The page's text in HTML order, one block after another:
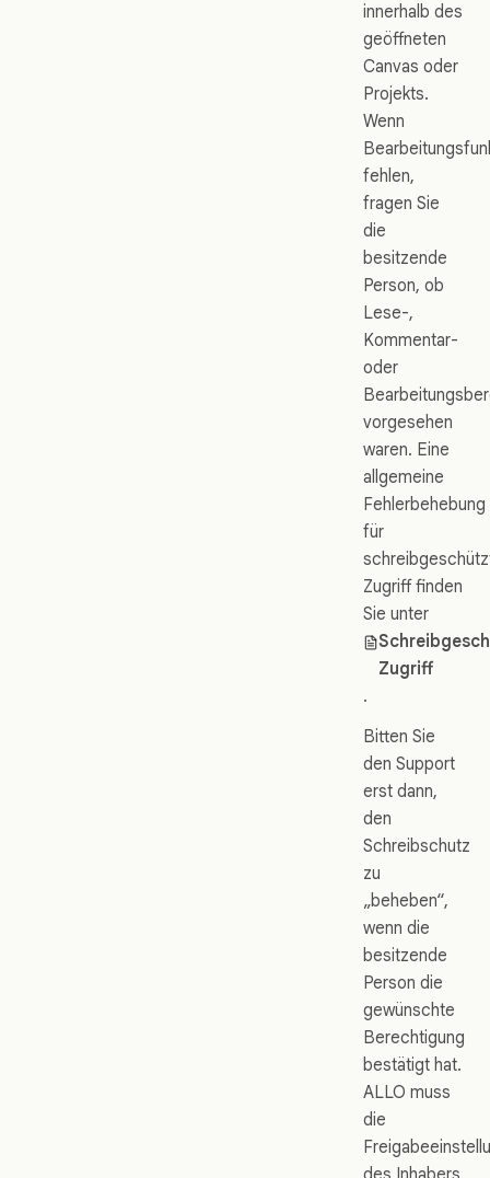
innerhalb des
geöffneten
Canvas oder
Projekts.
Wenn
fehlen,
fragen Sie
die
besitzende
Person, ob
Lese-,
Kommentar-
oder
vorgesehen
waren. Eine
allgemeine
Fehlerbehebung
für
Zugriff finden
Sie unter
Zugriff
.
Bitten Sie
den Support
erst dann,
den
Schreibschutz
zu
„beheben“,
wenn die
besitzende
Person die
gewünschte
Berechtigung
bestätigt hat.
ALLO muss
die